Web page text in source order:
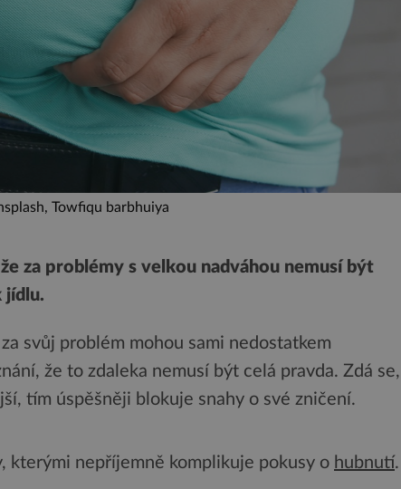
Towfiqu barbhuiya
za problémy s velkou nadváhou nemusí být
jídlu.
svůj problém mohou sami nedostatkem
že to zdaleka nemusí být celá pravda. Zdá se,
tím úspěšněji blokuje snahy o své zničení.
kterými nepříjemně komplikuje pokusy o hubnutí.